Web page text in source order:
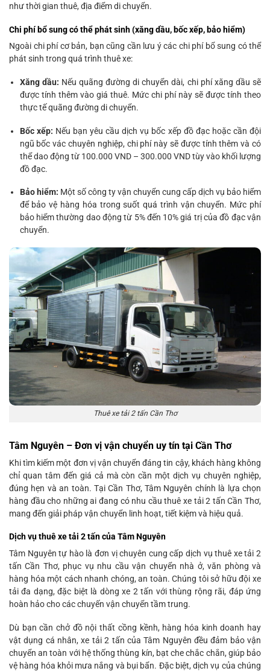
như thời gian thuê, địa điểm di chuyển.
Chi phí bổ sung có thể phát sinh (xăng dầu, bốc xếp, bảo hiểm)
Ngoài chi phí cơ bản, bạn cũng cần lưu ý các chi phí bổ sung có thể
phát sinh trong quá trình thuê xe:
Xăng dầu: Nếu quãng đường di chuyển dài, chi phí xăng dầu sẽ
được tính thêm vào giá thuê. Mức chi phí này sẽ được tính theo
thực tế quãng đường di chuyển.
Bốc xếp: Nếu bạn yêu cầu dịch vụ bốc xếp đồ đạc hoặc cần đội
ngũ bốc vác chuyên nghiệp, chi phí này sẽ được tính thêm và có
thể dao động từ 100.000 VND – 300.000 VND tùy vào khối lượng
đồ đạc.
Bảo hiểm: Một số công ty vận chuyển cung cấp dịch vụ bảo hiểm
để bảo vệ hàng hóa trong suốt quá trình vận chuyển. Mức phí
bảo hiểm thường dao động từ 5% đến 10% giá trị của đồ đạc vận
chuyển.
Thuê xe tải 2 tấn Cần Thơ
Tâm Nguyên – Đơn vị vận chuyển uy tín tại Cần Thơ
Khi tìm kiếm một đơn vị vận chuyển đáng tin cậy, khách hàng không
chỉ quan tâm đến giá cả mà còn cần một dịch vụ chuyên nghiệp,
đúng hẹn và an toàn. Tại Cần Thơ, Tâm Nguyên chính là lựa chọn
hàng đầu cho những ai đang có nhu cầu thuê xe tải 2 tấn Cần Thơ,
mang đến giải pháp vận chuyển linh hoạt, tiết kiệm và hiệu quả.
Dịch vụ thuê xe tải 2 tấn của Tâm Nguyên
Tâm Nguyên tự hào là đơn vị chuyên cung cấp dịch vụ thuê xe tải 2
tấn Cần Thơ, phục vụ nhu cầu vận chuyển nhà ở, văn phòng và
hàng hóa một cách nhanh chóng, an toàn. Chúng tôi sở hữu đội xe
tải đa dạng, đặc biệt là dòng xe 2 tấn với thùng rộng rãi, đáp ứng
hoàn hảo cho các chuyến vận chuyển tầm trung.
Dù bạn cần chở đồ nội thất cồng kềnh, hàng hóa kinh doanh hay
vật dụng cá nhân, xe tải 2 tấn của Tâm Nguyên đều đảm bảo vận
chuyển an toàn với hệ thống thùng kín, bạt che chắc chắn, giúp bảo
vệ hàng hóa khỏi mưa nắng và bụi bẩn. Đặc biệt, dịch vụ của chúng